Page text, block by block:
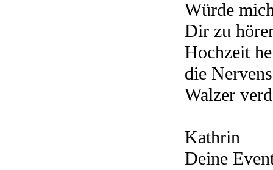
Würde
Dir zu
Hochzeit
die
Walzer
Kathrin
Deine